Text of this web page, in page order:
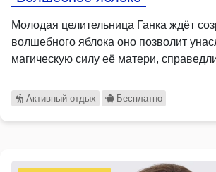
Молодая целительница Ганка ждёт
волшебного яблока оно позволит
магическую силу её матери,
Активный отдых Бесплатно